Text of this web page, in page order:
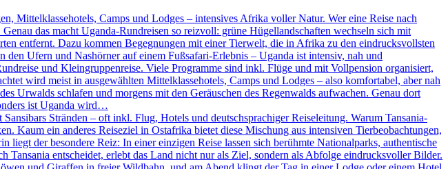
Mittelklassehotels, Camps und Lodges – intensives Afrika voller Natur. Wer eine Reise nach
das macht Uganda-Rundreisen so reizvoll: grüne Hügellandschaften wechseln sich mit
entfernt. Dazu kommen Begegnungen mit einer Tierwelt, die in Afrika zu den eindrucksvollsten
Ufern und Nashörner auf einem Fußsafari-Erlebnis – Uganda ist intensiv, nah und
und Kleingruppenreise. Viele Programme sind inkl. Flüge und mit Vollpension organisiert,
wird meist in ausgewählten Mittelklassehotels, Camps und Lodges – also komfortabel, aber nah
Urwalds schlafen und morgens mit den Geräuschen des Regenwalds aufwachen. Genau dort
ist Uganda wird…
Stränden – oft inkl. Flug, Hotels und deutschsprachiger Reiseleitung. Warum Tansania-
Kaum ein anderes Reiseziel in Ostafrika bietet diese Mischung aus intensiven Tierbeobachtungen,
der besondere Reiz: In einer einzigen Reise lassen sich berühmte Nationalparks, authentische
Tansania entscheidet, erlebt das Land nicht nur als Ziel, sondern als Abfolge eindrucksvoller Bilder.